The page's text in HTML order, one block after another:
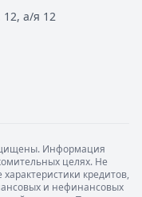
12, а/я 12
Информация
целях. Не
кредитов,
и нефинансовых